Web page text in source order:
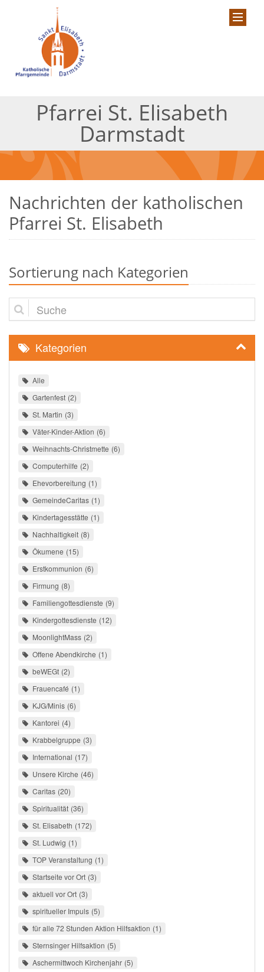
Pfarrei St. Elisabeth
Darmstadt
Nachrichten der katholischen
Pfarrei St. Elisabeth
Sortierung nach Kategorien
Suche
Kategorien
Alle
Gartenfest 2
St. Martin 3
Väter-Kinder-Aktion 6
Weihnachts-Christmette 6
Computerhilfe 2
Ehevorbereitung 1
GemeindeCaritas 1
Kindertagesstätte 1
Nachhaltigkeit 8
Ökumene 15
Erstkommunion 6
Firmung 8
Familiengottesdienste 9
Kindergottesdienste 12
MoonlightMass 2
Offene Abendkirche 1
beWEGt 2
Frauencafé 1
KJG/Minis 6
Kantorei 4
Krabbelgruppe 3
International 17
Unsere Kirche 46
Caritas 20
Spiritualität 36
St. Elisabeth 172
St. Ludwig 1
TOP Veranstaltung 1
Startseite vor Ort 3
aktuell vor Ort 3
spiritueller Impuls 5
für alle 72 Stunden Aktion Hilfsaktion 1
Sternsinger Hilfsaktion 5
Aschermittwoch Kirchenjahr 5